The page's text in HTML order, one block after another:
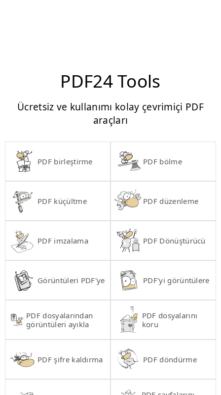
PDF24 Tools
Ücretsiz ve kullanımı kolay çevrimiçi PDF
araçları
PDF birleştirme PDF bölme
PDF küçültme PDF düzenleme
PDF imzalama PDF Dönüştürücü
Görüntüleri PDF'ye PDF'yi görüntülere
PDF dosyalarından
görüntüleri ayıkla
PDF dosyalarını
koru
PDF şifre kaldırma PDF döndürme